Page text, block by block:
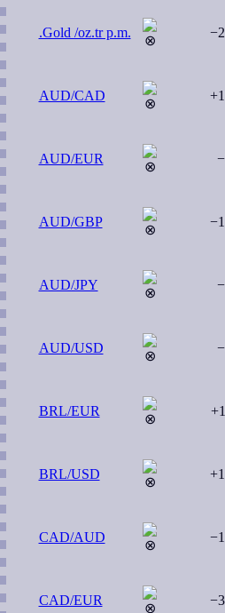
.Gold /oz.tr p.m.
AUD/CAD
AUD/EUR
AUD/GBP
AUD/JPY
AUD/USD
BRL/EUR
BRL/USD
CAD/AUD
CAD/EUR